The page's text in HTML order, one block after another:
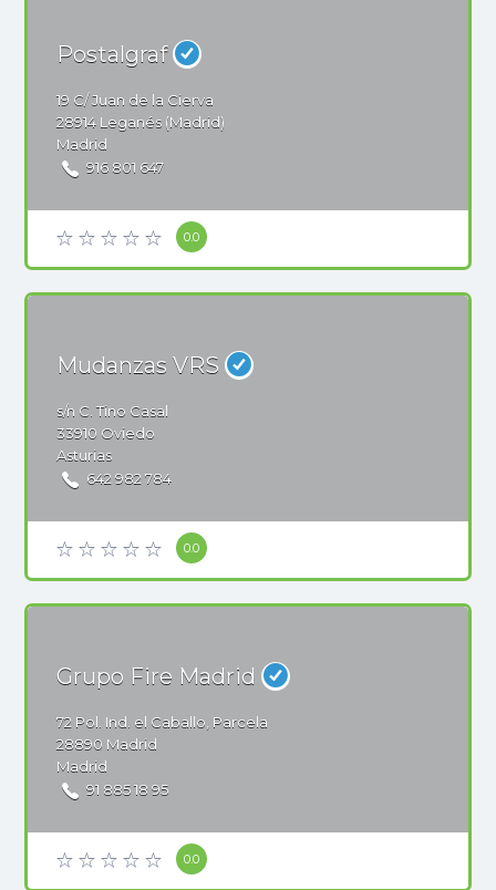
Postalgraf
19 C/ Juan de la Cierva
28914 Leganés (Madrid)
Madrid
916 801 647
0.0
Mudanzas VRS
s/n C. Tino Casal
33910 Oviedo
Asturias
642 982 784
0.0
Grupo Fire Madrid
72 Pol. Ind. el Caballo, Parcela
28890 Madrid
Madrid
91 885 18 95
0.0